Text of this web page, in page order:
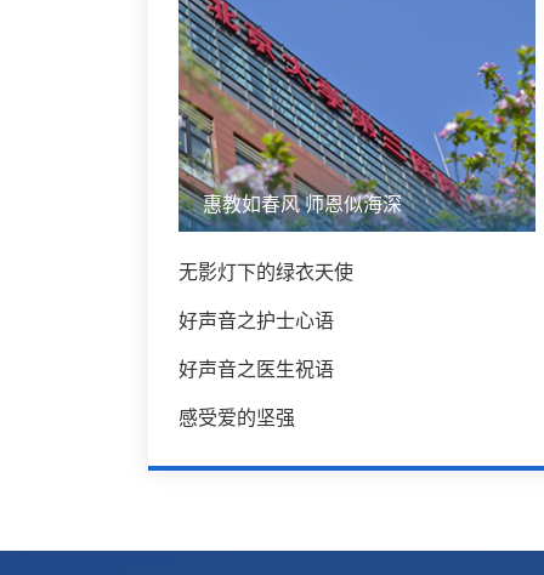
惠教如春风 师恩似海深
无影灯下的绿衣天使
好声音之护士心语
好声音之医生祝语
感受爱的坚强